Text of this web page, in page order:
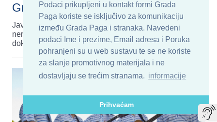
Podaci prikupljeni u kontakt formi Grada
Paga koriste se isključivo za komunikaciju
između Grada Paga i stranaka. Navedeni
podaci Ime i prezime, Email adresa i Poruka
pohranjeni su u web sustavu te se ne koriste
za slanje promotivnog materijala i ne
dostavljaju se trećim stranama. informacije
Prihvaćam
Grada Paga
Javni poziv u postupku evidentiranja dijela
nerazvrstanih cesta na području Grada Paga - pdf
dokument... pročitaj..